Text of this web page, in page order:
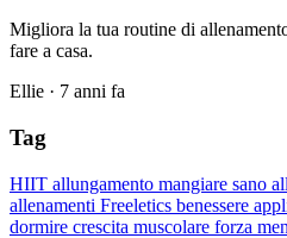
Migliora la tua routine di
fare a casa.
Ellie · 7 anni fa
Tag
HIIT allungamento mangiare sano
allenamenti Freeletics benessere
dormire crescita muscolare forza